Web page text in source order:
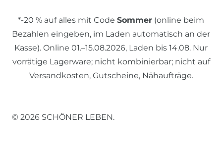
*-20 % auf alles mit Code Sommer (online beim
Bezahlen eingeben, im Laden automatisch an der
Kasse). Online 01.–15.08.2026, Laden bis 14.08. Nur
vorrätige Lagerware; nicht kombinierbar; nicht auf
Versandkosten, Gutscheine, Nähaufträge.
© 2026 SCHÖNER LEBEN.